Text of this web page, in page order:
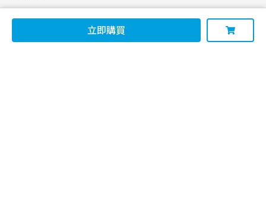
立即購買
合作申請